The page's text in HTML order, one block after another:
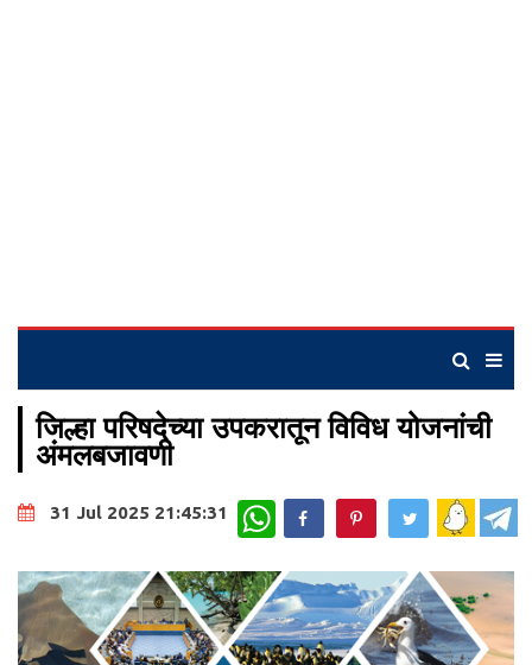
जिल्हा परिषदेच्या उपकरातून विविध योजनांची
अंमलबजावणी
31 Jul 2025 21:45:31 WhatsApp